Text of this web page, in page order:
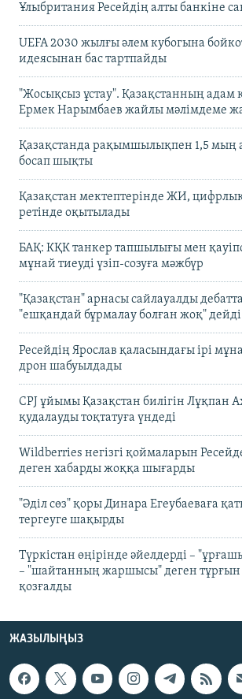
Ұлыбритания Ресейдің алты банкіне
UEFA 2030 жылғы әлем кубогына
идеясынан бас тартпайды
"Жосықсыз ұстау". Қазақстанның
Ермек Нарымбаев жайлы мәлімдеме
Қазақстанда рақымшылықпен 1,5 мың
босап шықты
Қазақстан мектептерінде ЖИ, цифрлық
ретінде оқытылады
БАҚ: КҚК танкер тапшылығы мен
мұнай тиеуді үзіп-созуға мәжбүр
"Қазақстан" арнасы сайлауалды
"ешқандай бұрмалау болған жоқ" дейді
Ресейдің Ярослав қаласындағы ірі
дрон шабуылдады
CPJ ұйымы Қазақстан билігін Лұқпан
қудалауды тоқтатуға үндеді
Wildberries негізгі қоймаларын
деген хабарды жоққа шығарды
"Әділ сөз" қоры Динара Егеубаеваға
тергеуге шақырды
Түркістан өңірінде әйелдерді –
– "шайтанның жаршысы" деген тұрғын
қозғалды
ЖАЗЫЛЫҢЫЗ